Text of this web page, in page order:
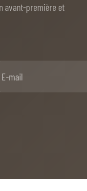
avant-première et